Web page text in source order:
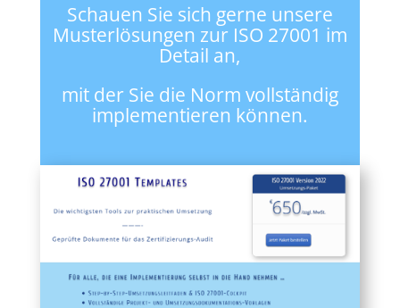
Schauen Sie sich gerne unsere
Musterlösungen zur ISO 27001 im
Detail an,
mit der Sie die Norm vollständig
implementieren können.